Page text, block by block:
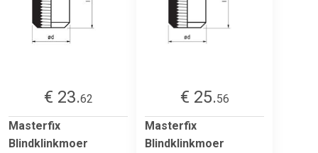
€ 23.62
Masterfix
Blindklinkmoer
€ 25.56
Masterfix
Blindklinkmoer